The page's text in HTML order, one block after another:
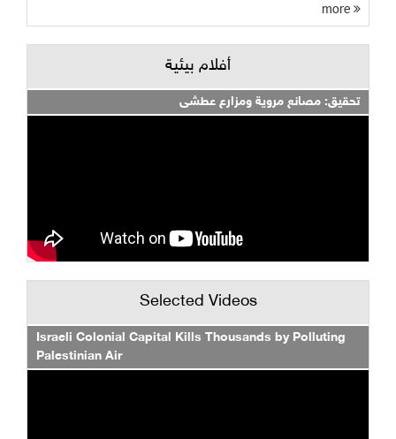
أفلام بيئية
تحقيق: مصانع مروية ومزارع عطشى
Selected Videos
Israeli Colonial Capital Kills Thousands by Polluting
Palestinian Air